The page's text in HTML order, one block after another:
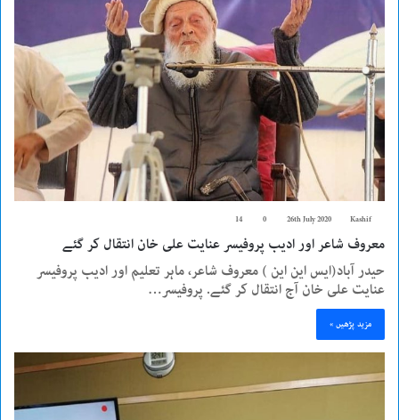
Kashif
26th July 2020
0
14
معروف شاعر اور ادیب پروفیسر عنایت علی خان انتقال کر گئے
حیدر آباد(ایس این این ) معروف شاعر، ماہر تعلیم اور ادیب پروفیسر
عنایت علی خان آج انتقال کر گئے. پروفیسر…
مزید پڑھیں »